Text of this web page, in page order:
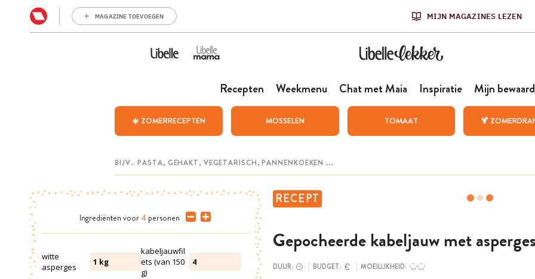
MAGAZINE TOEVOEGEN MIJN MAGAZINES LEZEN
Recepten Weekmenu Chat met Maia Inspiratie Mijn
☀️ ZOMERRECEPTEN MOSSELEN TOMAAT 🍹
RECEPT
Gepocheerde kabeljauw met asperges
DUUR: BUDGET: MOEILIJKHEID:
Ingrediënten voor 4 personen
witte
asperges
1 kg
kabeljauwfil
ets (van 150
g)
4